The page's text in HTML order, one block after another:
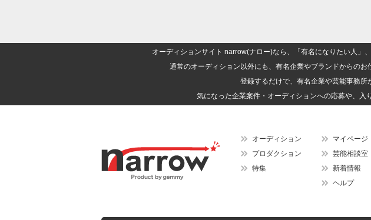
オーディションサイト narrow(ナロー)なら、「有名になりたい人」
通常のオーディション以外にも、有名企業やブランドからの
登録するだけで、有名企業や芸能事務所
気になった企業案件・オーディションへの応募や、入
オーディション
プロダクション
特集
マイページ
芸能相談室
新着情報
ヘルプ